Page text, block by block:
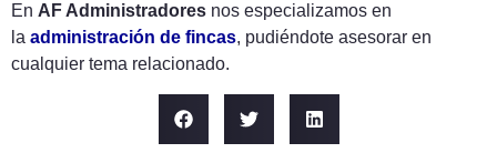
En AF Administradores nos especializamos en
la administración de fincas, pudiéndote asesorar en
cualquier tema relacionado.